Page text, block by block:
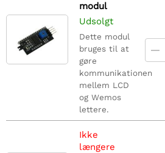
modul
Udsolgt
Dette modul
bruges til at
gøre
kommunikationen
mellem LCD
og Wemos
lettere.
Ikke
længere